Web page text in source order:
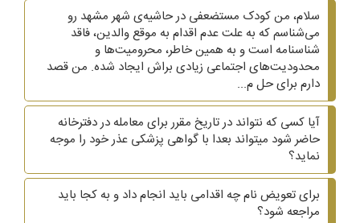
سلام، من کودک مستضعفی در حاشیه‌ی شهر مشهد رو
می‌شناسم که به علت عدم اقدام به موقع والدین، فاقد
شناسنامه است و به همین خاطر، محرومیت‌ها و
محدودیت‌های اجتماعی زیادی براش ایجاد شده. من قصد
دارم برای حل م...
آیا کسی که نتواند در تاریخ مقرر برای معامله در دفترخانه
حاضر شود میتواند بعدا با گواهی پزشکی عذر خود را موجه
نماید؟
برای تعویض نام چه اقدامی باید انجام داد و به کجا باید
مراجعه شود؟